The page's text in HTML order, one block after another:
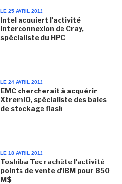
LE 25 AVRIL 2012
Intel acquiert l'activité
interconnexion de Cray,
spécialiste du HPC
LE 24 AVRIL 2012
EMC chercherait à acquérir
XtremIO, spécialiste des baies
de stockage flash
LE 18 AVRIL 2012
Toshiba Tec rachète l'activité
points de vente d'IBM pour 850
M$